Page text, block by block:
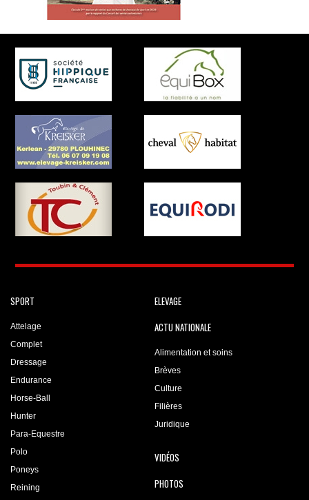
SPORT
Attelage
Complet
Dressage
Endurance
Horse-Ball
Hunter
Para-Equestre
Polo
Poneys
Reining
ELEVAGE
ACTU NATIONALE
Alimentation et soins
Brèves
Culture
Filières
Juridique
VIDÉOS
PHOTOS